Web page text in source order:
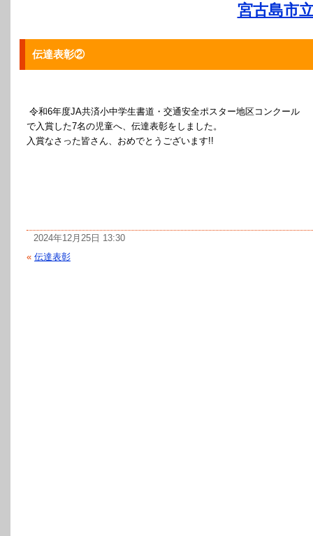
宮古島市
伝達表彰②
令和6年度JA共済小中学生書道・交通安全ポスター地区コンクール
で入賞した7名の児童へ、伝達表彰をしました。
入賞なさった皆さん、おめでとうございます!!
2024年12月25日 13:30
« 伝達表彰